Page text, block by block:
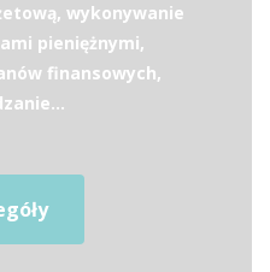
wykonywanie
pieniężnymi,
finansowych,